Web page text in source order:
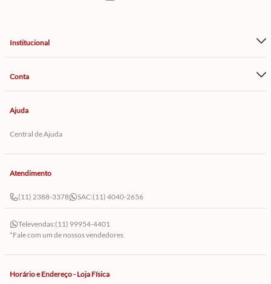
Institucional
Conta
Ajuda
Central de Ajuda
Atendimento
(11) 2388-3378 SAC:(11) 4040-2656
Televendas:(11) 99954-4401
*Fale com um de nossos vendedores
Horário e Endereço - Loja Física